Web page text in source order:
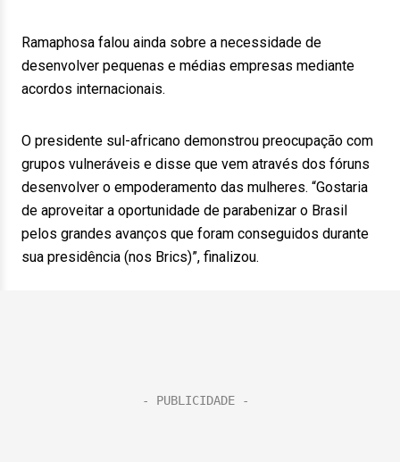
Ramaphosa falou ainda sobre a necessidade de
desenvolver pequenas e médias empresas mediante
acordos internacionais.
O presidente sul-africano demonstrou preocupação com
grupos vulneráveis e disse que vem através dos fóruns
desenvolver o empoderamento das mulheres. “Gostaria
de aproveitar a oportunidade de parabenizar o Brasil
pelos grandes avanços que foram conseguidos durante
sua presidência (nos Brics)”, finalizou.